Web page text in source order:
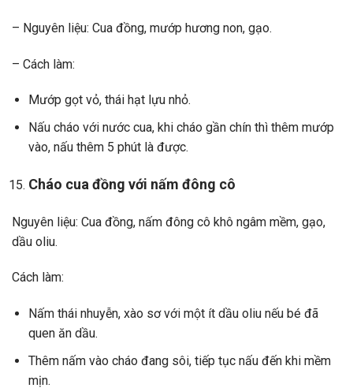
– Nguyên liệu: Cua đồng, mướp hương non, gạo.
– Cách làm:
Mướp gọt vỏ, thái hạt lựu nhỏ.
Nấu cháo với nước cua, khi cháo gần chín thì thêm mướp
vào, nấu thêm 5 phút là được.
Cháo cua đồng với nấm đông cô
Nguyên liệu: Cua đồng, nấm đông cô khô ngâm mềm, gạo,
dầu oliu.
Cách làm:
Nấm thái nhuyễn, xào sơ với một ít dầu oliu nếu bé đã
quen ăn dầu.
Thêm nấm vào cháo đang sôi, tiếp tục nấu đến khi mềm
mịn.